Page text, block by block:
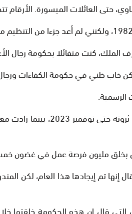
حتى العائلات الميسورة.
خاب ظني في حكومة الكفاءات
الرسمية.
رئيس الحكومة، على سبيل
بخلق مليون فرصة عمل في
فرص العمل التي قال إنها تم إيجادها